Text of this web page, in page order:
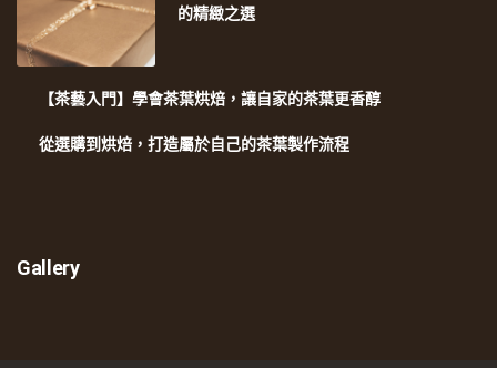
的精緻之選
【茶藝入門】學會茶葉烘焙，讓自家的茶葉更香醇
從選購到烘焙，打造屬於自己的茶葉製作流程
Gallery